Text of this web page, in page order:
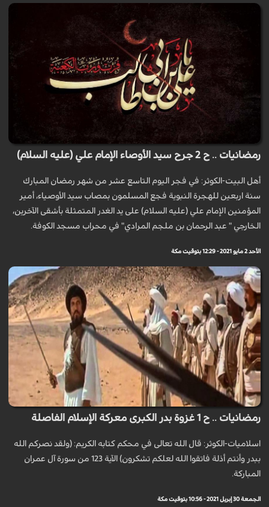
رمضانيات .. ح 2 جرح سيد الأوصاء الإمام علي (عليه السلام)
أهل البيت-الكوثر: في فجر اليوم التاسع عشر من شهر رمضان المبارك
سنة اربعين للهجرة النبوية فجع المسلمون بمصاب سيد الأوصياء، أمير
المؤمنين الإمام علي (عليه السلام) على يد الغدر المتمثلة بأشقى الآخرين،
الخارجي " عبد الرحمان بن ملجم المرادي" في محراب مسجد الكوفة.
الأحد 2 مايو 2021 - 12:29 بتوقيت مكة
رمضانيات .. ح 1 غزوة بدر الكبرى معركة الإسلام الفاصلة
اسلاميات-الكوثر: قال الله تعالى في محكم كتابه الكريم: (ولقد نصركم الله
ببدر وأنتم أذلة فاتقوا الله لعلكم تشكرون) الآية 123 من سورة آل عمران
المباركة.
الجمعة 30 إبريل 2021 - 10:56 بتوقيت مكة